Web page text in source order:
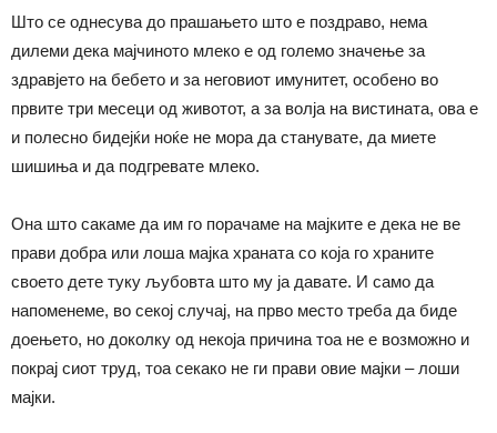
Што се однесува до прашањето што е поздраво, нема
дилеми дека мајчиното млеко е од големо значење за
здравјето на бебето и за неговиот имунитет, особено во
првите три месеци од животот, а за волја на вистината, ова е
и полесно бидејќи ноќе не мора да станувате, да миете
шишиња и да подгревате млеко.
Она што сакаме да им го порачаме на мајките е дека не ве
прави добра или лоша мајка храната со која го храните
своето дете туку љубовта што му ја давате. И само да
напоменеме, во секој случај, на прво место треба да биде
доењето, но доколку од некоја причина тоа не е возможно и
покрај сиот труд, тоа секако не ги прави овие мајки – лоши
мајки.